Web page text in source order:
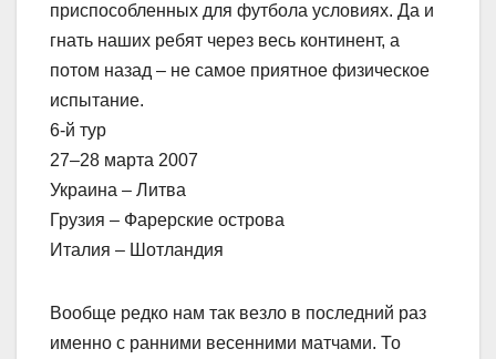
приспособленных для футбола условиях. Да и
гнать наших ребят через весь континент, а
потом назад – не самое приятное физическое
испытание.
6-й тур
27–28 марта 2007
Украина – Литва
Грузия – Фарерские острова
Италия – Шотландия
Вообще редко нам так везло в последний раз
именно с ранними весенними матчами. То